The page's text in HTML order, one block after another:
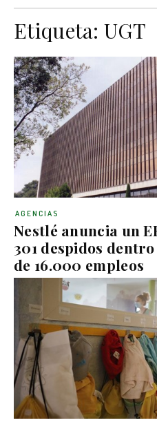
Etiqueta:UGT
Nestlé anuncia un
301 despidos
de 16.000 empleos
AGENCIAS